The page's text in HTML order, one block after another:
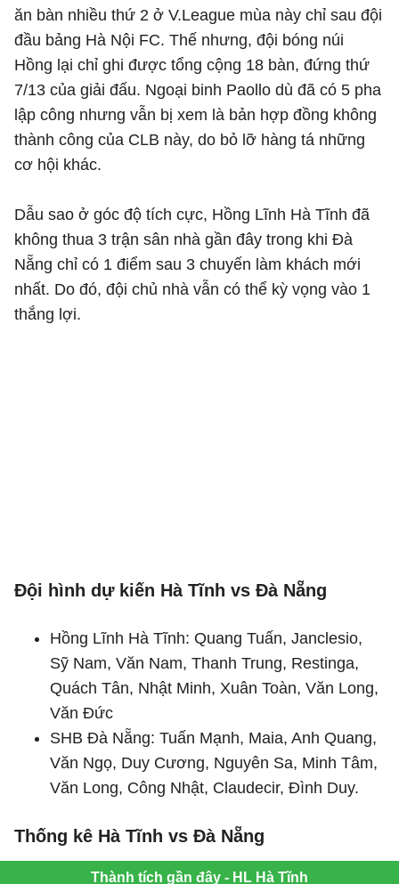
ăn bàn nhiều thứ 2 ở V.League mùa này chỉ sau đội
đầu bảng Hà Nội FC. Thế nhưng, đội bóng núi
Hồng lại chỉ ghi được tổng cộng 18 bàn, đứng thứ
7/13 của giải đấu. Ngoại binh Paollo dù đã có 5 pha
lập công nhưng vẫn bị xem là bản hợp đồng không
thành công của CLB này, do bỏ lỡ hàng tá những
cơ hội khác.
Dẫu sao ở góc độ tích cực, Hồng Lĩnh Hà Tĩnh đã
không thua 3 trận sân nhà gần đây trong khi Đà
Nẵng chỉ có 1 điểm sau 3 chuyến làm khách mới
nhất. Do đó, đội chủ nhà vẫn có thể kỳ vọng vào 1
thắng lợi.
Đội hình dự kiến Hà Tĩnh vs Đà Nẵng
Hồng Lĩnh Hà Tĩnh: Quang Tuấn, Janclesio,
Sỹ Nam, Văn Nam, Thanh Trung, Restinga,
Quách Tân, Nhật Minh, Xuân Toàn, Văn Long,
Văn Đức
SHB Đà Nẵng: Tuấn Mạnh, Maia, Anh Quang,
Văn Ngọ, Duy Cương, Nguyên Sa, Minh Tâm,
Văn Long, Công Nhật, Claudecir, Đình Duy.
Thống kê Hà Tĩnh vs Đà Nẵng